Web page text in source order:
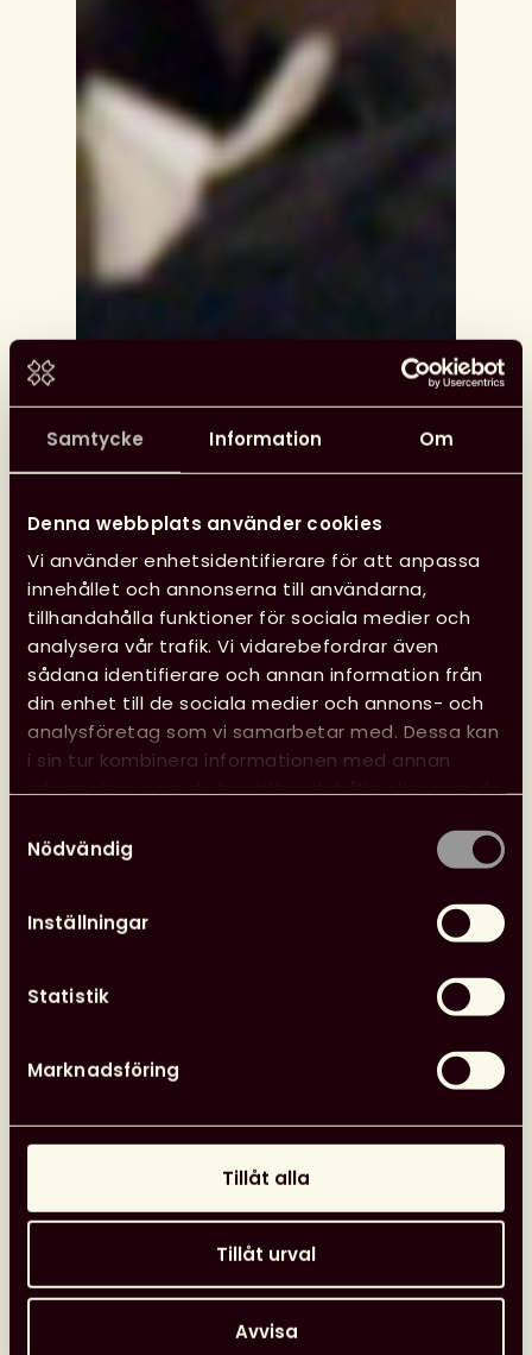
Samtycke Information Om
Denna webbplats använder cookies
Vi använder enhetsidentifierare för att anpassa
innehållet och annonserna till användarna,
tillhandahålla funktioner för sociala medier och
analysera vår trafik. Vi vidarebefordrar även
sådana identifierare och annan information från
din enhet till de sociala medier och annons- och
analysföretag som vi samarbetar med. Dessa kan
i sin tur kombinera informationen med annan
information som du har tillhandahållit eller som de
Nödvändig
Inställningar
Statistik
Marknadsföring
Tillåt alla
Tillåt urval
Avvisa